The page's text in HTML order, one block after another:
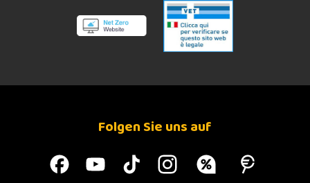
Folgen Sie uns auf